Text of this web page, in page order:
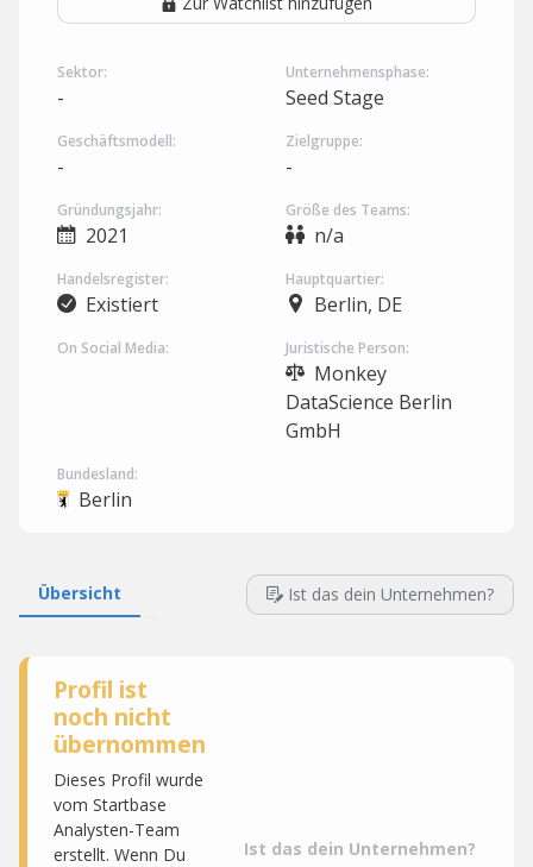
Sektor:
-
Unternehmensphase:
Seed Stage
Geschäftsmodell:
-
Zielgruppe:
-
Gründungsjahr:
2021
Größe des Teams:
n/a
Handelsregister:
Existiert
Hauptquartier:
Berlin, DE
On Social Media: Juristische Person:
Monkey
DataScience Berlin
GmbH
Bundesland:
Berlin
Übersicht Ist das dein Unternehmen?
Profil ist
noch nicht
übernommen
Dieses Profil wurde
vom Startbase
Analysten-Team
erstellt. Wenn Du
Ist das dein Unternehmen?